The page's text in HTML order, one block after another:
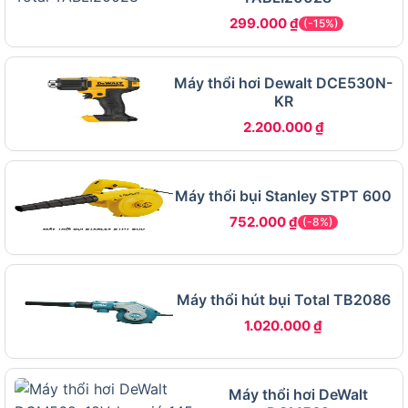
chứa bụi, máy thổi khí DWB6800-B1 còn hút được
mùn cưa, bụi nhỏ, giúp vệ sinh không gian hiệu
quả và nhanh chóng.
Tính năng nổi bật:
với tốc độ 16.000 vòng/phút, dễ dàng thổi bay
bụi bẩn tích tụ.
Chức năng 2 trong 1
: Kết hợp thổi và hút bụi,
hẹp như khe máy tính, góc bàn.
Thiết kế tiện lợi
: Công tắc 1 nút đơn giản, dễ
Ưu điểm và công nghệ của Máy thổi khí
299.000₫ (-15%)
Máy thổi hơi Dewalt DCE530N-
KR
2.200.000₫
Máy thổi bụi Stanley STPT 600
752.000₫ (-8%)
Máy thổi hút bụi Total TB2086
1.020.000₫
Máy thổi hơi DeWalt